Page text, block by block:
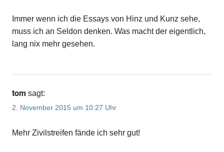
Immer wenn ich die Essays von Hinz und Kunz sehe,
muss ich an Seldon denken. Was macht der eigentlich,
lang nix mehr gesehen.
tom sagt:
2. November 2015 um 10:27 Uhr
Mehr Zivilstreifen fände ich sehr gut!